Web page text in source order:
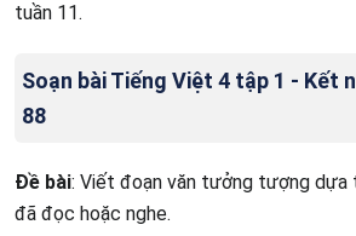
tuần 11.
Soạn bài Tiếng Việt 4 tập 1 - Kết
88
Đề bài: Viết đoạn văn tưởng tượng dựa
đã đọc hoặc nghe.